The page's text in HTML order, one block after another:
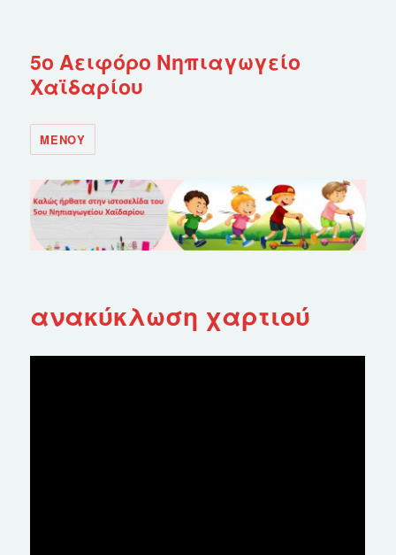
5ο Αειφόρο Νηπιαγωγείο
Χαϊδαρίου
ΜΕΝΟΎ
ανακύκλωση χαρτιού